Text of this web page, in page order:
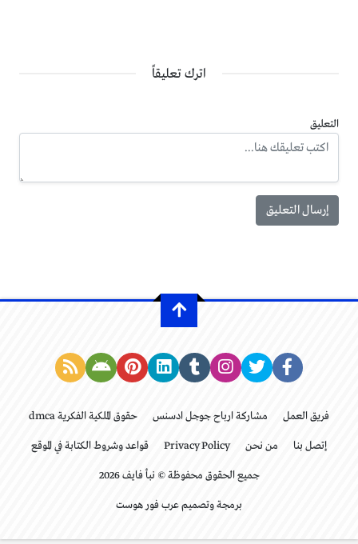
اترك تعليقاً
التعليق
فريق العمل مشاركة ارباح جوجل ادسنس حقوق الملكية الفكرية dmca
إتصل بنا من نحن Privacy Policy قواعد وشروط الكتابة في الموقع
جميع الحقوق محفوظة © نبأ فايف 2026
برمجة وتصميم عرب فور هوست